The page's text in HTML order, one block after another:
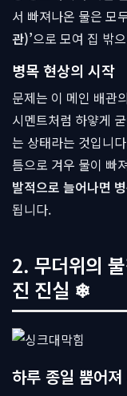
서 빠져나온 물은 모
관)’으로 모여 집 밖
병목 현상의 시작
문제는 이 메인 배관
시멘트처럼 하얗게
는 상태라는 것입니
틈으로 겨우 물이 빠
발적으로 늘어나면
됩니다.
2. 무더위의
진 진실 ❄
하루 종일 뿜어